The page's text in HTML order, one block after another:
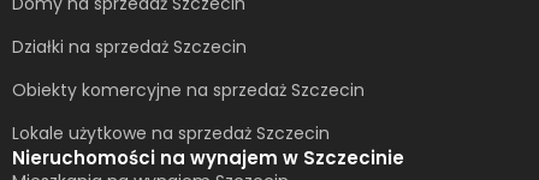
Działki na sprzedaż Szczecin
Obiekty komercyjne na sprzedaż Szczecin
Lokale użytkowe na sprzedaż Szczecin
Nieruchomości na wynajem w Szczecinie